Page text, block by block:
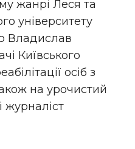
жанрі Леся та
університету
Владислав
Київського
осіб з
на урочистий
журналіст